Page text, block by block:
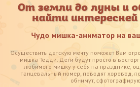
От земли до луны и
найти интересней
Чудо мишка-аниматор на
Осуществить детскую мечту поможет Вам
мишка Тедди. Дети будут просто в
любимого мишку у себя на празднике,
танцевальный номер, поводят хоровод,
обнимут,